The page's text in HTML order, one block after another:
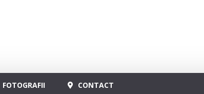
FOTOGRAFII CONTACT